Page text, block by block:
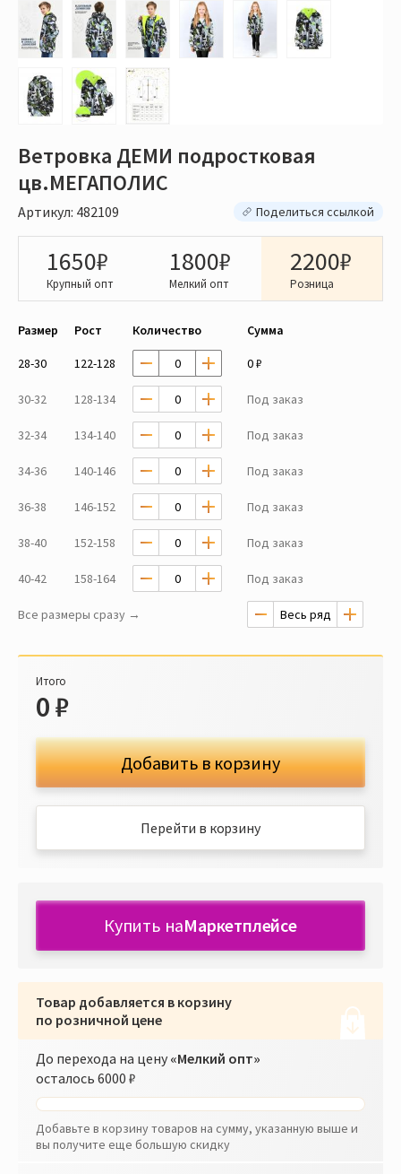
Ветровка ДЕМИ подростковая
цв.МЕГАПОЛИС
Артикул: 482109 Поделиться ссылкой
1650₽
Крупный опт
1800₽
Мелкий опт
2200₽
Розница
Размер Рост Количество Сумма
28-30 122-128 0 ₽
30-32 128-134 Под заказ
32-34 134-140 Под заказ
34-36 140-146 Под заказ
36-38 146-152 Под заказ
38-40 152-158 Под заказ
40-42 158-164 Под заказ
Все размеры сразу →
Итого
0₽
Добавить в корзину
Перейти в корзину
Купить наМаркетплейсе
Товар добавляется в корзину
по розничной цене
До перехода на цену «Мелкий опт»
осталось 6000 ₽
Добавьте в корзину товаров на сумму, указанную выше и
вы получите еще большую скидку